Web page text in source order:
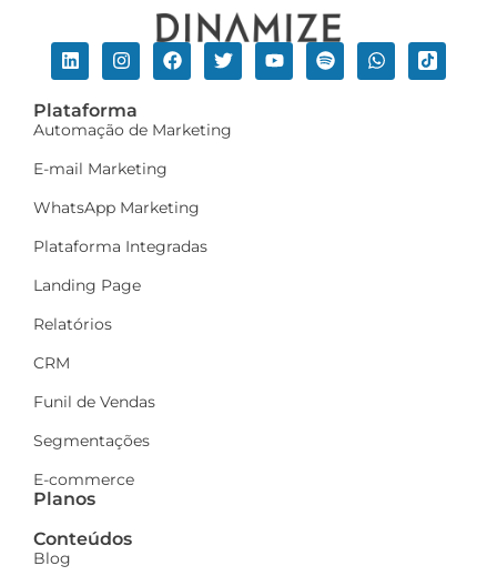
Plataforma
Automação de Marketing
E-mail Marketing
WhatsApp Marketing
Plataforma Integradas
Landing Page
Relatórios
CRM
Funil de Vendas
Segmentações
E-commerce
Planos
Conteúdos
Blog